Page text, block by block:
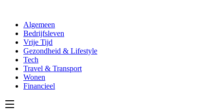
Algemeen
Bedrijfsleven
Vrije Tijd
Gezondheid & Lifestyle
Tech
Travel & Transport
Wonen
Financieel